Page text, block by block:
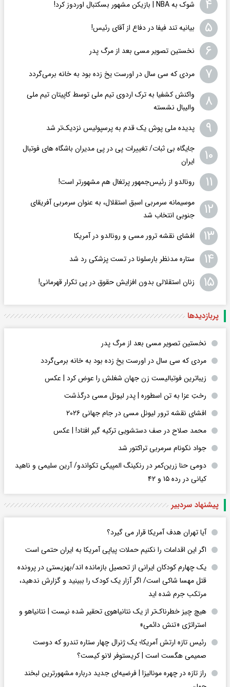
۴ شوک به NBA | بازیکن مشهور بسکتبال اوردوز کرد!
۵ بیانیه تند فیفا در دفاع از آقای رئیس!
۶ نخستین تصویر مسی بعد از مرگ پدر
۷ مردی که سی سال در اورست یخ زده بود به خانه برمی‌گردد
۸
واکنش کشفیا به ترک اردوی تیم ملی توسط کاپیتان تیم ملی
والیبال نشسته
۹ پدیده ملی پوش یک قدم به پرسپولیس نزدیک‌تر شد
۱۰
جایگاه بی ثبات/ تغییرات پی‌ در‌ پی مدیران باشگاه های فوتبال
ایران
۱۱ رونالدو از رئیس‌جمهور پرتغال هم مشهورتر است!
۱۲
موسیمانه سرمربی اسبق استقلال، به عنوان سرمربی آفریقای
جنوبی انتخاب شد
۱۳ افشای نقشه ترور مسی و رونالدو در آمریکا
۱۴ ستاره مدنظر بارسلونا در تست پزشکی رد شد
۱۵ زنان استقلالی بدون افزایش حقوق در پی تکرار قهرمانی!
پربازدید‌ها
نخستین تصویر مسی بعد از مرگ پدر
مردی که سی سال در اورست یخ زده بود به خانه برمی‌گردد
زیباترین فوتبالیست زن جهان شغلش را عوض کرد | عکس
رختِ عزا به تن اسطوره | پدر لیونل مسی درگذشت
افشای نقشه ترور لیونل مسی در جام جهانی ۲۰۲۶
محمد صلاح در صف دستشویی ترکیه گیر افتاد! | عکس
جواد نکونام سرمربی تراکتور شد
دومی حنا زرین‌کمر در رنکینگ المپیکی تکواندو/ آرین سلیمی و ناهید
کیانی در رده ۱۵ و ۴۲
پیشنهاد سردبیر
آیا تهران هدف آمریکا قرار می گیرد؟
اگر این اقدامات را نکنیم حملات پیاپی آمریکا به ایران حتمی است
یک چهارم کودکان ایرانی از تحصیل بازمانده اند/بهزیستی در پرونده
قتل مهسا شاکی است/ اگر آزار یک کودک را ببینید و گزارش ندهید،
مرتکب جرم شده اید
هیچ چیز خطرناک‌تر از یک نتانیاهوی تحقیر شده نیست | نتانیاهو و
استراتژی «تنش دائمی»
رئیس تازه ارتش آمریکا؛ یک ژنرال چهار ستاره تندرو که دوست
صمیمی هگست است | کریستوفر لانو کیست؟
راز تازه در چهره مونالیزا | فرضیه‌ای جدید درباره مشهورترین لبخند